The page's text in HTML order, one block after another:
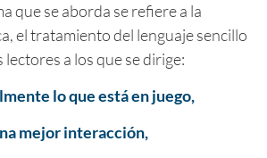
que se aborda se refiere a la
el tratamiento del lenguaje sencillo
lectores a los que se dirige:
lo que está en juego,
mejor interacción,